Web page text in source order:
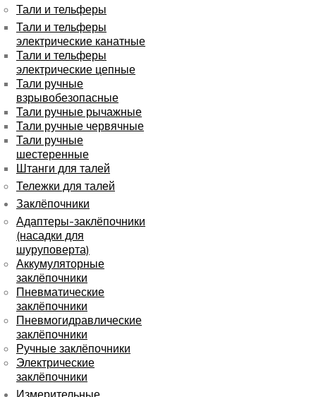
Тали и тельферы
Тали и тельферы
электрические канатные
Тали и тельферы
электрические цепные
Тали ручные
взрывобезопасные
Тали ручные рычажные
Тали ручные червячные
Тали ручные
шестеренные
Штанги для талей
Тележки для талей
Заклёпочники
Адаптеры-заклёпочники
(насадки для
шуруповерта)
Аккумуляторные
заклёпочники
Пневматические
заклёпочники
Пневмогидравлические
заклёпочники
Ручные заклёпочники
Электрические
заклёпочники